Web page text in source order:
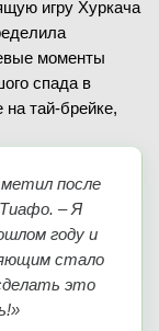
игру Хуркача
моменты
спада в
на тай-брейке,
после
– Я
году и
стало
это